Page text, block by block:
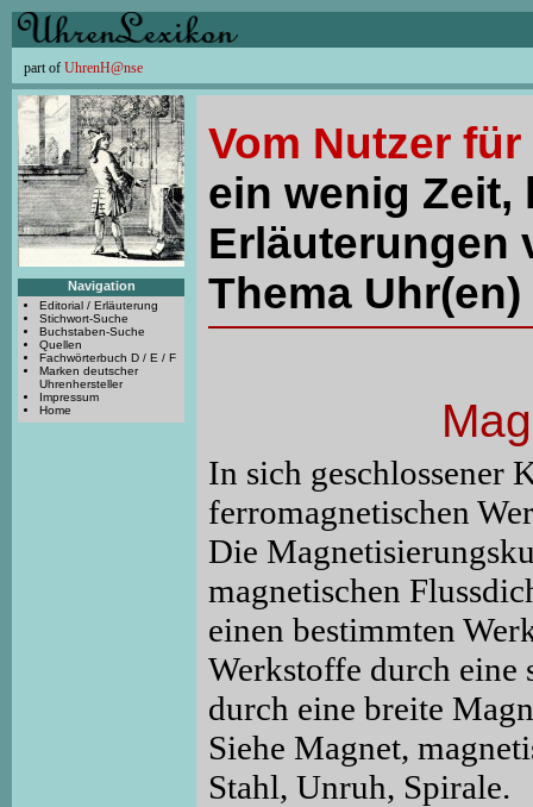
part of UhrenH@nse
Navigation
Editorial / Erläuterung
Stichwort-Suche
Buchstaben-Suche
Quellen
Fachwörterbuch D / E / F
Marken deutscher
Uhrenhersteller
Impressum
Home
Vom Nutzer
ein wenig Zeit,
Erläuterungen
Thema
In sich geschlossener
ferromagnetischen
Die
magnetischen
einen bestimmten
Werkstoffe durch eine
durch eine breite
Siehe Magnet,
Stahl, Unruh, Spirale.